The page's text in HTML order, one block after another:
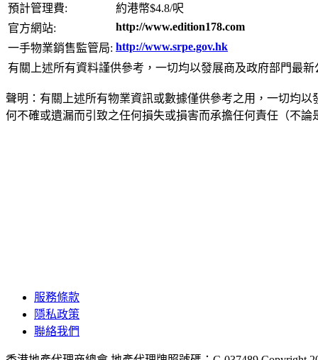
預計管理費:
約港幣$4.8/呎
官方網站:
http://www.edition178.com
一手物業銷售監管局: http://www.srpe.gov.hk
有關上述所有資料謹供參考，一切均以發展商及政府部門最新
聲明：有關上述所有物業資訊或數據僅供參考之用，一切均
何不確或遺漏而引致之任何損失或損害而承擔任何責任（不
服務條款
隱私政策
聯絡我們